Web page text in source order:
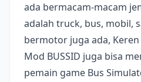
ada bermacam-macam
adalah truck, bus, mobil,
bermotor juga ada,
Mod BUSSID juga bisa
pemain game Bus